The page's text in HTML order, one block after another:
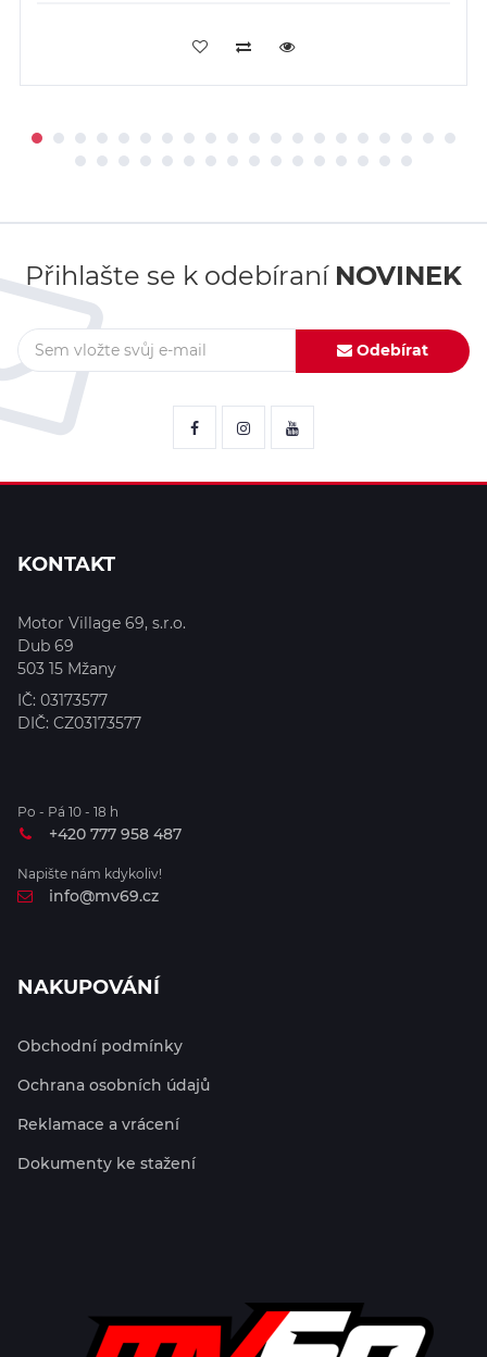
PŘIDAT DO KOŠÍKU
Přihlašte se k odebíraní NOVINEK
Odebírat
KONTAKT
Motor Village 69, s.r.o.
Dub 69
503 15 Mžany
IČ: 03173577
DIČ: CZ03173577
Po - Pá 10 - 18 h
+420 777 958 487
Napište nám kdykoliv!
info@mv69.cz
NAKUPOVÁNÍ
Obchodní podmínky
Ochrana osobních údajů
Reklamace a vrácení
Dokumenty ke stažení